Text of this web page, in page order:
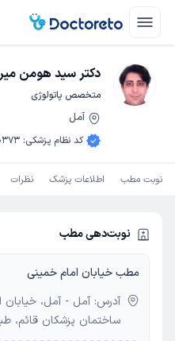
دکتر سید هومن
متخصص پاتولوژی
آمل
کد نظام پزشکی:
نوبت مطب اطلاعات پزشک نظرات
نوبت‌دهی مطب
مطب خیابان امام خمینی
آدرس: آمل - آمل، خیابان
ساختمان پزشکان قائم،